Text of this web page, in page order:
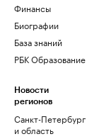
Финансы
Биографии
База знаний
РБК Образование
Новости
регионов
Санкт-Петербург
и область